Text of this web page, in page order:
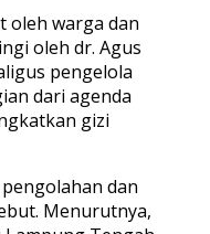
oleh warga dan
oleh dr. Agus
pengelola
dari agenda
gizi
dan
Menurutnya,